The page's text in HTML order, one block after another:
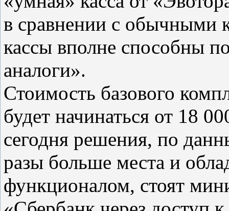
в сравнении с обычными
кассы вполне способны
аналоги».
Стоимость базового
будет начинаться от 18
сегодня решения, по
разы больше места и
функционалом, стоят